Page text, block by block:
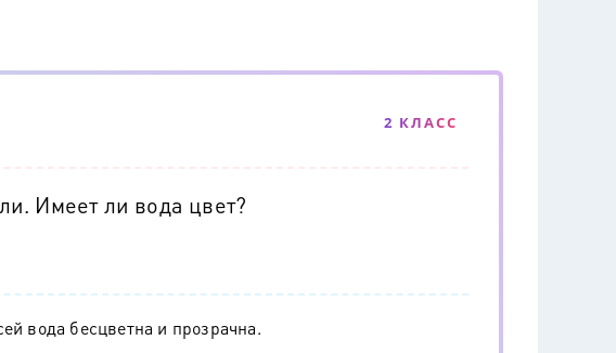
2 КЛАСС
Имеет ли вода цвет?
вода бесцветна и прозрачна.